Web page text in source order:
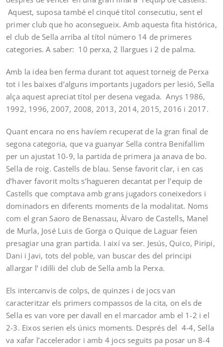
Aquest, suposa també el cinqué títol consecutiu, sent el
primer club que ho aconsegueix. Amb aquesta fita histórica,
el club de Sella arriba al títol número 14 de primeres
categories. A saber: 10 perxa, 2 llargues i 2 de palma.
Amb la idea ben ferma durant tot aquest torneig de Perxa
tot i les baixes d’alguns importants jugadors per lesió, Sella
alça aquest apreciat títol per desena vegada. Anys 1986,
1992, 1996, 2007, 2008, 2013, 2014, 2015, 2016 i 2017.
Quant encara no ens havíem recuperat de la gran final de
segona categoria, que va guanyar Sella contra Benifallim
per un ajustat 10-9, la partida de primera ja anava de bo.
Sella de roig. Castells de blau. Sense favorit clar, i en cas
d’haver favorit molts s’hagueren decantat per l’equip de
Castells que comptava amb grans jugadors coneixedors i
dominadors en diferents moments de la modalitat. Noms
com el gran Saoro de Benassau, Àlvaro de Castells, Manel
de Murla, José Luis de Gorga o Quique de Laguar feien
presagiar una gran partida. I així va ser. Jesús, Quico, Piripi,
Dani i Javi, tots del poble, van buscar des del principi
allargar l’ idil·li del club de Sella amb la Perxa.
Els intercanvis de colps, de quinzes i de jocs van
caracteritzar els primers compassos de la cita, on els de
Sella es van vore per davall en el marcador amb el 1-2 i el
2-3. Eixos serien els únics moments. Després del 4-4, Sella
va xafar l’accelerador i amb 4 jocs seguits pa posar un 8-4